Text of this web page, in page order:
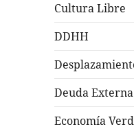
Cultura Libre
DDHH
Deuda Externa
Economía